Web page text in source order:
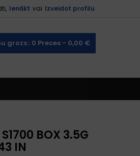
Ienākt vai Izveidot profilu
grozs:: 0 Preces - 0,00 €
BOX 3.5G
IN